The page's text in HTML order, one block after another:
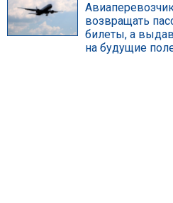
возвращать
билеты, а
на будущие